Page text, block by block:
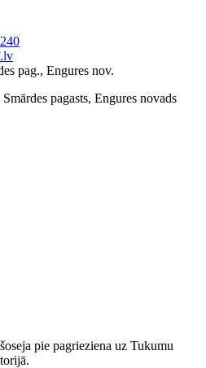
pag., Engures nov.
pagasts, Engures novads
pie pagrieziena uz Tukumu